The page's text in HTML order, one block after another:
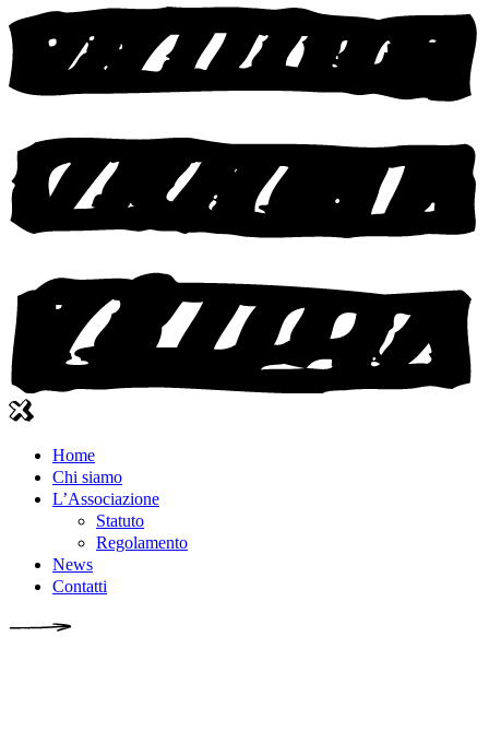
Home
Chi siamo
L’Associazione
Statuto
Regolamento
News
Contatti